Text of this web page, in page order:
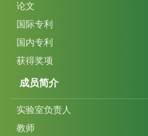
论文
国际专利
国内专利
获得奖项
成员简介
实验室负责人
教师